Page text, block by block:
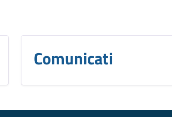
Comunicati